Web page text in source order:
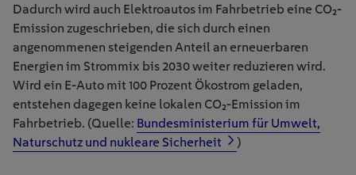
Dadurch wird auch Elektroautos im Fahrbetrieb eine CO₂-
Emission zugeschrieben, die sich durch einen
angenommenen steigenden Anteil an erneuerbaren
Energien im Strommix bis 2030 weiter reduzieren wird.
Wird ein E-Auto mit 100 Prozent Ökostrom geladen,
entstehen dagegen keine lokalen CO₂-Emission im
Fahrbetrieb. (Quelle: Bundesministerium für Umwelt,
Naturschutz und nukleare Sicherheit
)